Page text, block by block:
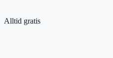
Alltid gratis